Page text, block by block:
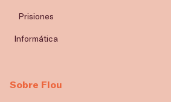
Prisiones
Informática
Sobre Flou